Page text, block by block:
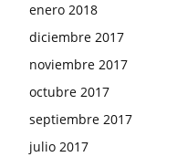
enero 2018
diciembre 2017
noviembre 2017
octubre 2017
septiembre 2017
julio 2017